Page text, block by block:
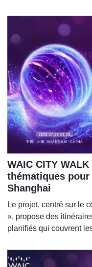
WAIC CITY
thématiques
Shanghai
Le projet, centré sur le
», propose des
planifiés qui couvrent